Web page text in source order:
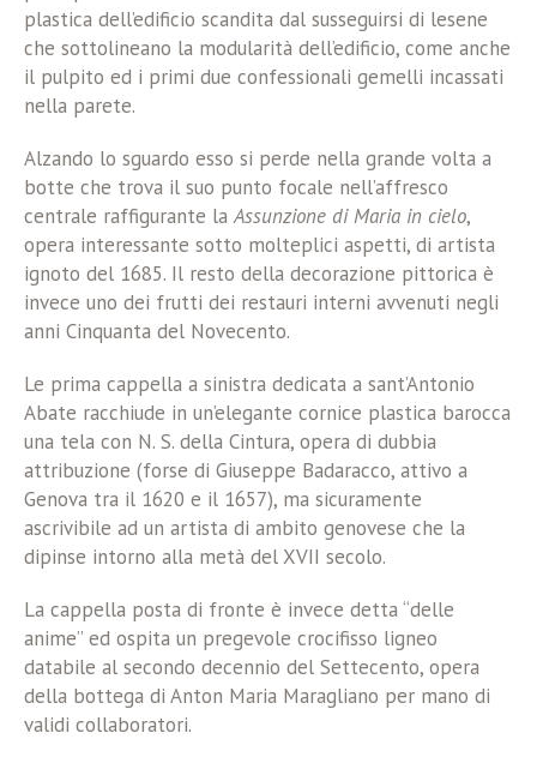
plastica dell’edificio scandita dal susseguirsi di lesene
che sottolineano la modularità dell’edificio, come anche
il pulpito ed i primi due confessionali gemelli incassati
nella parete.
Alzando lo sguardo esso si perde nella grande volta a
botte che trova il suo punto focale nell’affresco
centrale raffigurante laAssunzione di Maria in cielo,
opera interessante sotto molteplici aspetti, di artista
ignoto del 1685. Il resto della decorazione pittorica è
invece uno dei frutti dei restauri interni avvenuti negli
anni Cinquanta del Novecento.
Le prima cappella a sinistra dedicata a sant’Antonio
Abate racchiude in un’elegante cornice plastica barocca
una tela con N. S. della Cintura, opera di dubbia
attribuzione (forse di Giuseppe Badaracco, attivo a
Genova tra il 1620 e il 1657), ma sicuramente
ascrivibile ad un artista di ambito genovese che la
dipinse intorno alla metà del XVII secolo.
La cappella posta di fronte è invece detta “delle
anime” ed ospita un pregevole crocifisso ligneo
databile al secondo decennio del Settecento, opera
della bottega di Anton Maria Maragliano per mano di
validi collaboratori.